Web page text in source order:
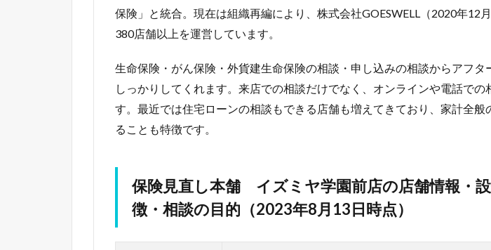
保険」と統合。現在は組織再編により、株式会社GOESWELL（2020年12
380店舗以上を運営しています。
生命保険・がん保険・外貨建生命保険の相談・申し込みの相談からアフタ
しっかりしてくれます。来店での相談だけでなく、オンラインや電話での
す。最近では住宅ローンの相談もできる店舗も増えてきており、家計全般
ることも特徴です。
保険見直し本舗 イズミヤ学園前店の店舗情報・
徴・相談の目的（2023年8月13日時点）